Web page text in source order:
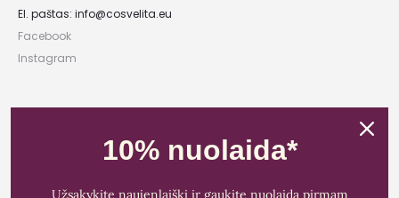
El. paštas: info@cosvelita.eu
Facebook
Instagram
Įmonės kodas: 303481944
PVM mokėtojo kodas: LT100011828014
10% nuolaida*
Užsakykite naujenlaiškį ir gaukite nuolaidą pirmam